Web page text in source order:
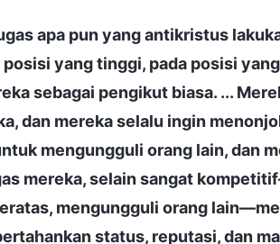
apa pun yang antikristus
yang tinggi, pada posisi
sebagai pengikut biasa. ...
dan mereka selalu ingin
mengungguli orang lain, dan
mereka, selain sangat
mengungguli orang
status, reputasi, dan